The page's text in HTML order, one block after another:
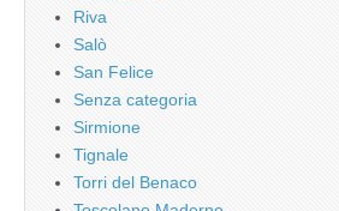
Riva
Salò
San Felice
Senza categoria
Sirmione
Tignale
Torri del Benaco